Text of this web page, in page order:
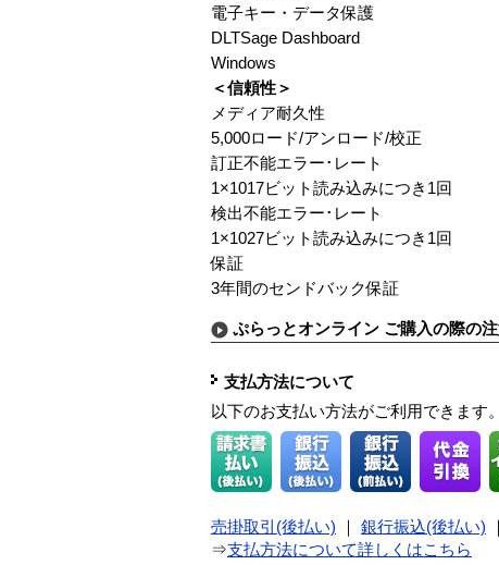
電子キー・データ保護
DLTSage Dashboard
Windows
＜信頼性＞
メディア耐久性
5,000ロード/アンロード/校正
訂正不能エラー･レート
1×1017ビット読み込みにつき1回
検出不能エラー･レート
1×1027ビット読み込みにつき1回
保証
3年間のセンドバック保証
ぷらっとオンライン ご購入の際の
支払方法について
以下のお支払い方法がご利用できます。
売掛取引(後払い) 銀行振込(後払い)
⇒支払方法について詳しくはこちら